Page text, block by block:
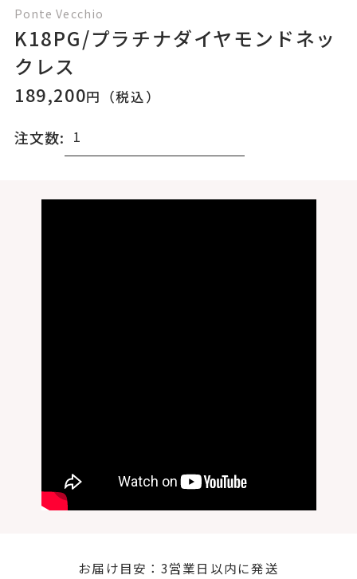
Ponte Vecchio
K18PG/プラチナダイヤモンドネッ
クレス
189,200円（税込）
注文数:
お届け目安：3営業日以内に発送